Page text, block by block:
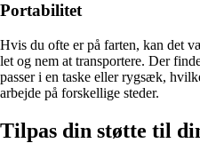
Portabilitet
Hvis du ofte er på farten, kan det
let og nem at transportere. Der
passer i en taske eller rygsæk,
arbejde på forskellige steder.
Tilpas din støtte til